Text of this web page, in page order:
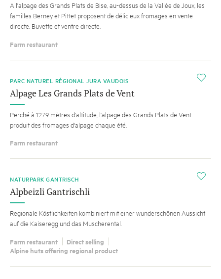
A l'alpage des Grands Plats de Bise, au-dessus de la Vallée de Joux, les
familles Berney et Pittet proposent de délicieux fromages en vente
directe. Buvette et ventre directe.
Farm restaurant
i
PARC NATUREL RÉGIONAL JURA VAUDOIS
Alpage Les Grands Plats de Vent
Perché à 1279 mètres d'altitude, l'alpage des Grands Plats de Vent
produit des fromages d'alpage chaque été.
Farm restaurant
i
NATURPARK GANTRISCH
Alpbeizli Gantrischli
Regionale Köstlichkeiten kombiniert mit einer wunderschönen Aussicht
auf die Kaiseregg und das Muscherental.
Farm restaurant
Direct selling
Alpine huts offering regional product